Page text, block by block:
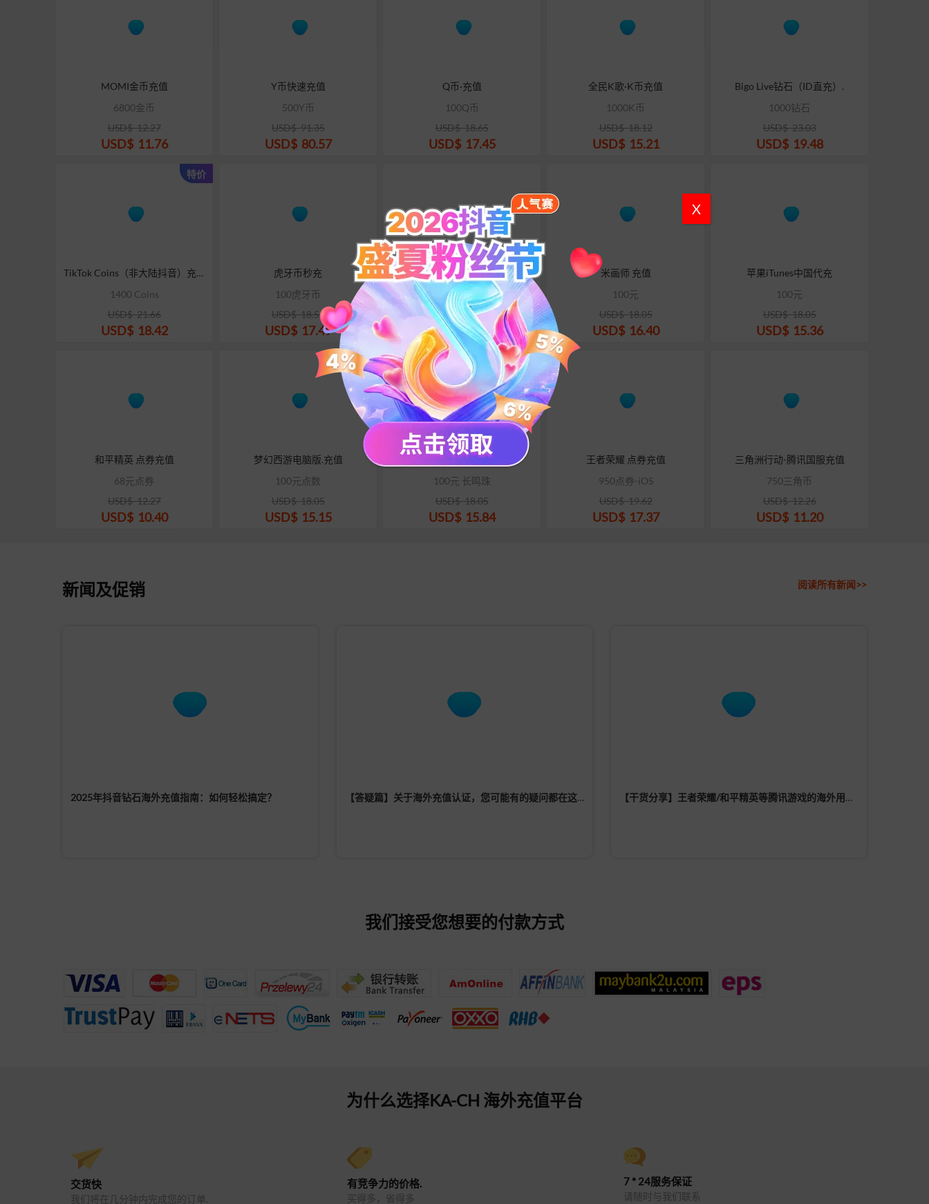
X
MOMI金币充值
6800金币
USD$ 12.27
USD$ 11.76
Y币快速充值
500Y币
USD$ 91.35
USD$ 80.57
Q币·充值
100Q币
USD$ 18.65
USD$ 17.45
全民K歌·K币充值
1000K币
USD$ 18.12
USD$ 15.21
Bigo Live钻石（ID直充）.
1000钻石
USD$ 23.03
USD$ 19.48
特价
TikTok Coins（非大陆抖音）充值
1400 Coins
USD$ 21.66
USD$ 18.42
虎牙币秒充
100虎牙币
USD$ 18.56
USD$ 17.49
克拉克拉红豆充值
9800红豆
USD$ 18.14
USD$ 17.09
米画师 充值
100元
USD$ 18.05
USD$ 16.40
苹果iTunes中国代充
100元
USD$ 18.05
USD$ 15.36
和平精英 点券充值
68元点券
USD$ 12.27
USD$ 10.40
梦幻西游电脑版.充值
100元点数
USD$ 18.05
USD$ 15.15
燕云十六声-网易国服充值
100元 长鸣珠
USD$ 18.05
USD$ 15.84
王者荣耀 点券充值
950点券-iOS
USD$ 19.62
USD$ 17.37
三角洲行动-腾讯国服充值
750三角币
USD$ 12.26
USD$ 11.20
新闻及促销 阅读所有新闻>>
2025年抖音钻石海外充值指南：如何轻松搞定？ 【答疑篇】关于海外充值认证，您可能有的疑问都在这里 【干货分享】王者荣耀/和平精英等腾讯游戏的海外用户怎么进行实名认证？
我们接受您想要的付款方式
为什么选择KA-CH 海外充值平台
交货快
我们将在几分钟内完成您的订单.
有竞争力的价格.
买得多，省得多
7 * 24服务保证
请随时与我们联系